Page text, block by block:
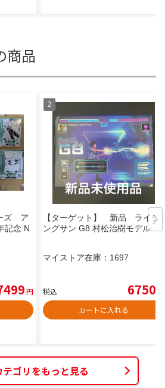
商品
ズ ア
記念 N
円
【ターゲット】 新品 ライジ
ングサン G8 村松治樹モデル
マイストア在庫： 1697
税込 6750
カートに入れる
テゴリをもっと見る